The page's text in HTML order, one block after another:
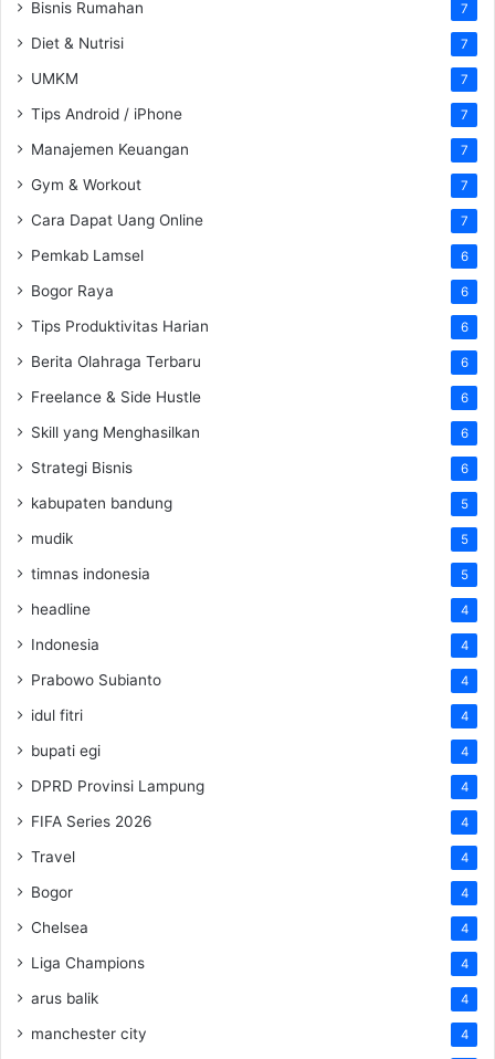
Bisnis Rumahan 7
Diet & Nutrisi 7
UMKM 7
Tips Android / iPhone 7
Manajemen Keuangan 7
Gym & Workout 7
Cara Dapat Uang Online 7
Pemkab Lamsel 6
Bogor Raya 6
Tips Produktivitas Harian 6
Berita Olahraga Terbaru 6
Freelance & Side Hustle 6
Skill yang Menghasilkan 6
Strategi Bisnis 6
kabupaten bandung 5
mudik 5
timnas indonesia 5
headline 4
Indonesia 4
Prabowo Subianto 4
idul fitri 4
bupati egi 4
DPRD Provinsi Lampung 4
FIFA Series 2026 4
Travel 4
Bogor 4
Chelsea 4
Liga Champions 4
arus balik 4
manchester city 4